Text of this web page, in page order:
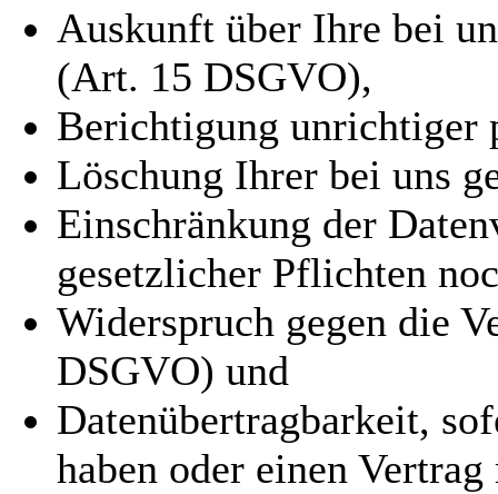
Auskunft über Ihre bei
(Art. 15 DSGVO),
Berichtigung unrichtiger
Löschung Ihrer bei uns
Einschränkung der
gesetzlicher Pflichten
Widerspruch gegen die
DSGVO) und
Datenübertragbarkeit,
haben oder einen